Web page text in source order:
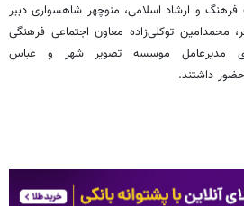
و ارشاد اسلامی، منوچهر شاهسواری دبیر
محمدامین توکلی‌زاده معاون اجتماعی فرهنگی
مدیرعامل موسسه تصویر شهر و عباس
داشتند.